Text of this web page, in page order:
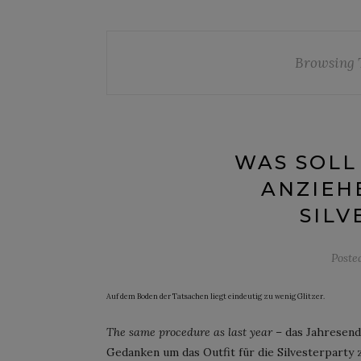
Browsing
WAS
Auf dem Boden der Tatsachen liegt eindeutig zu wenig Glitzer.
The same procedure as last year– das
Gedanken um das Outfit für die Silvesterparty